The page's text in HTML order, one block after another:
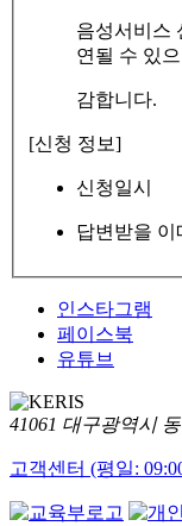
음성서비스
연될 수 있
감합니다.
[신청 정보]
신청일시
답변받을 이
인스타그램
페이스북
유튜브
41061 대구광역시
고객센터 (평일: